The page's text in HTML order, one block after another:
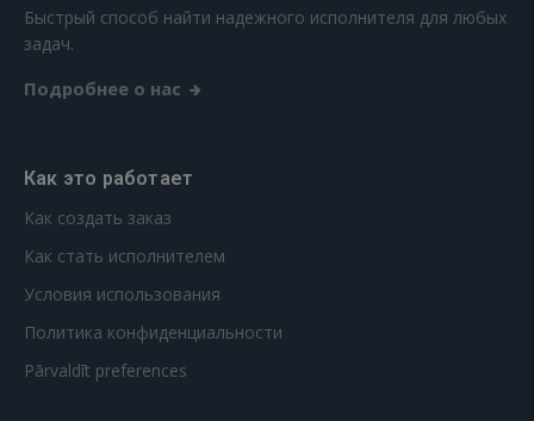
Быстрый способ найти надежного исполнителя для любых
задач.
Подробнее о нас
Как это работает
Как создать заказ
Как стать исполнителем
Условия использования
Политика конфиденциальности
Pārvaldīt preferences